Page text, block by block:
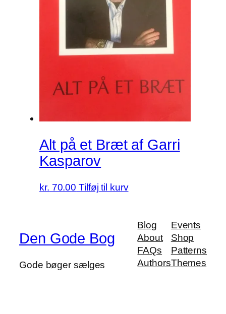
Alt på et Bræt af Garri
Kasparov
kr. 70.00 Tilføj til kurv
Den Gode Bog
Gode bøger sælges
Blog
About
FAQs
Authors
Events
Shop
Patterns
Themes